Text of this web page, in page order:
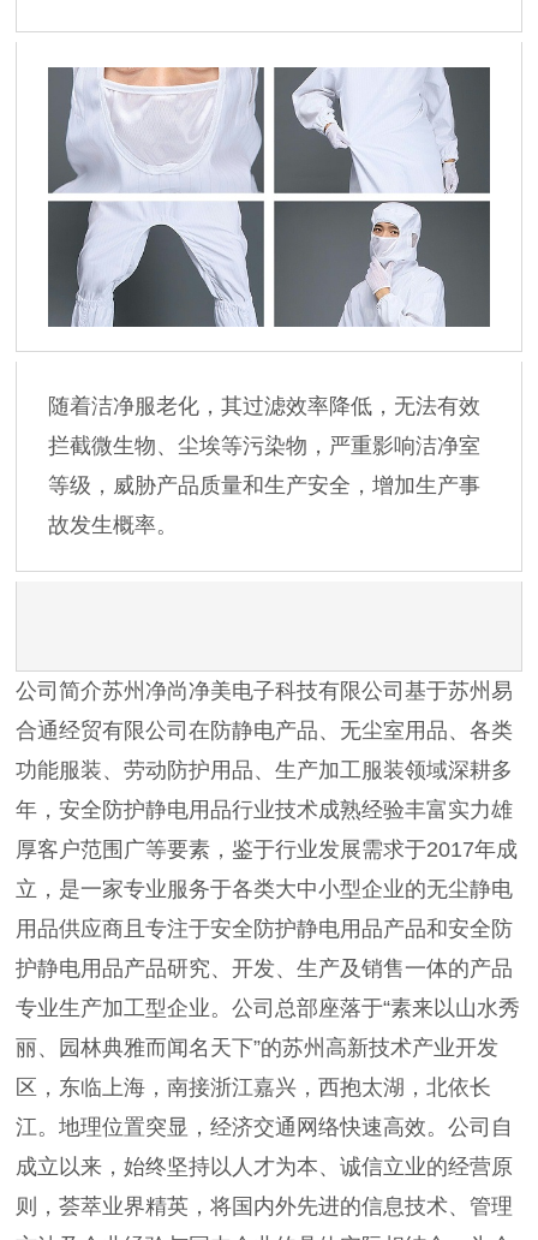
随着洁净服老化，其过滤效率降低，无法有效
拦截微生物、尘埃等污染物，严重影响洁净室
等级，威胁产品质量和生产安全，增加生产事
故发生概率。
公司简介苏州净尚净美电子科技有限公司基于苏州易
合通经贸有限公司在防静电产品、无尘室用品、各类
功能服装、劳动防护用品、生产加工服装领域深耕多
年，安全防护静电用品行业技术成熟经验丰富实力雄
厚客户范围广等要素，鉴于行业发展需求于2017年成
立，是一家专业服务于各类大中小型企业的无尘静电
用品供应商且专注于安全防护静电用品产品和安全防
护静电用品产品研究、开发、生产及销售一体的产品
专业生产加工型企业。公司总部座落于“素来以山水秀
丽、园林典雅而闻名天下”的苏州高新技术产业开发
区，东临上海，南接浙江嘉兴，西抱太湖，北依长
江。地理位置突显，经济交通网络快速高效。公司自
成立以来，始终坚持以人才为本、诚信立业的经营原
则，荟萃业界精英，将国内外先进的信息技术、管理